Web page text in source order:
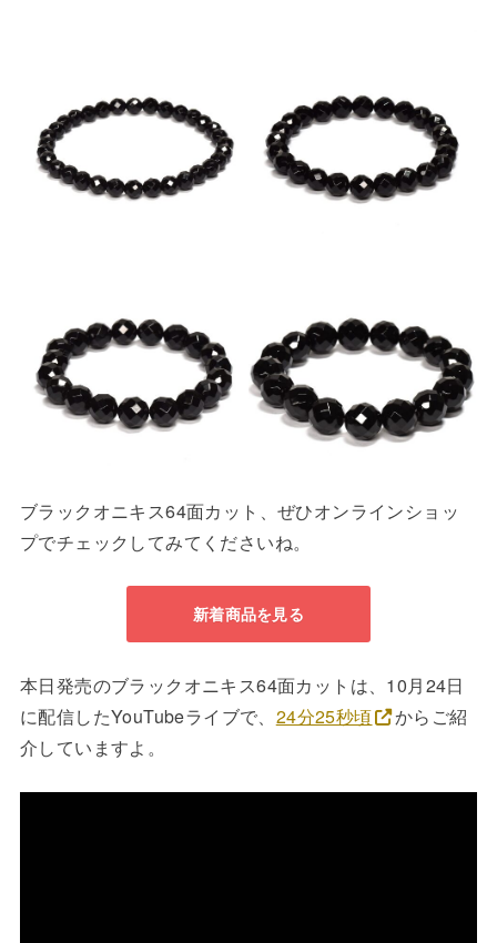
ブラックオニキス64面カット、ぜひオンラインショッ
プでチェックしてみてくださいね。
新着商品を見る
本日発売のブラックオニキス64面カットは、10月24日
に配信したYouTubeライブで、 24分25秒頃
からご紹
介していますよ。